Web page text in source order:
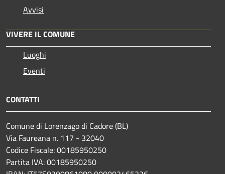
Avvisi
VIVERE IL COMUNE
Luoghi
Eventi
CONTATTI
Comune di Lorenzago di Cadore (BL)
Via Faureana n. 117 - 32040
Codice Fiscale: 00185950250
Partita IVA: 00185950250